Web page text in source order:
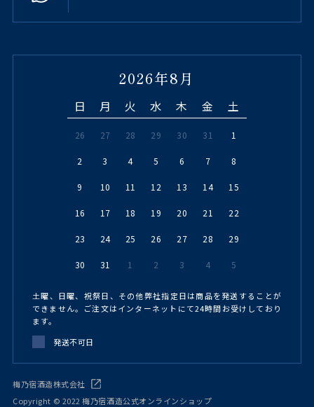
2026年8月
日 月 火 水 木 金 土
26 27 28 29 30 31 1
2 3 4 5 6 7 8
9 10 11 12 13 14 15
16 17 18 19 20 21 22
23 24 25 26 27 28 29
30 31 1 2 3 4 5
土曜、日曜、祝祭日、その他弊社指定日は商品を発送することが
できません。ご注文はインターネットにて24時間お受けしており
ます。
発送不可日
梅乃宿酒造株式会社
Copyright © 2022 梅乃宿酒造公式オンラインショップ